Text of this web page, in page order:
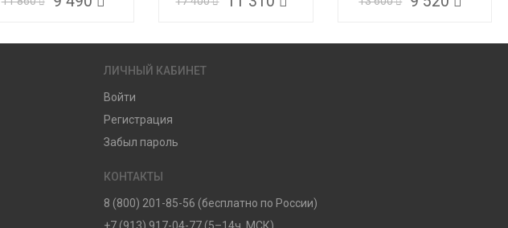
ЛИЧНЫЙ КАБИНЕТ
Войти
Регистрация
Забыл пароль
КОНТАКТЫ
8 (800) 201-85-56 (бесплатно по России)
+7 (913) 917-04-77 (5–14ч. МСК)